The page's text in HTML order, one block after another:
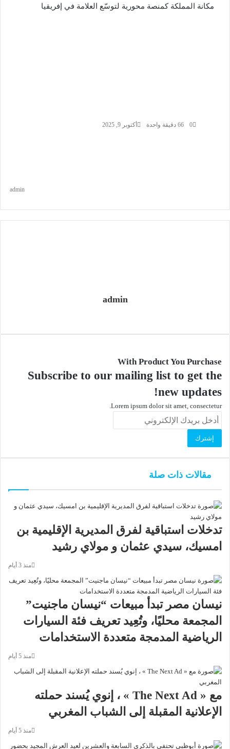
مكانة المملكة كمنصة محورية لتوسّع العلامة في إفريقيا
admin
أكتوبر 9, 2025 0 دقيقة واحدة
admin
With Product You Purchase
Subscribe to our mailing list to get the
new updates!
Lorem ipsum dolor sit amet, consectetur.
أدخل
بريدك
الإلكتروني
مقالات ذات صلة
تدخلات استباقية لفرق المديرية الإقليمية بن
امسيك، سيدي عثمان و مولاي رشيد
منذ 3 أيام
نيسان مصر تبدأ مبيعات “نيسان ماجنيت”
المجمعة محليًا، وتُعِيد تعريف فئة السيارات
الرياضية المدمجة متعددة الاستخدامات
منذ 5 أيام
مع « The Next Ad » ، إنوي يُسند حملته
الإعلانية المقبلة إلى الشباب المغربي
منذ 5 أيام